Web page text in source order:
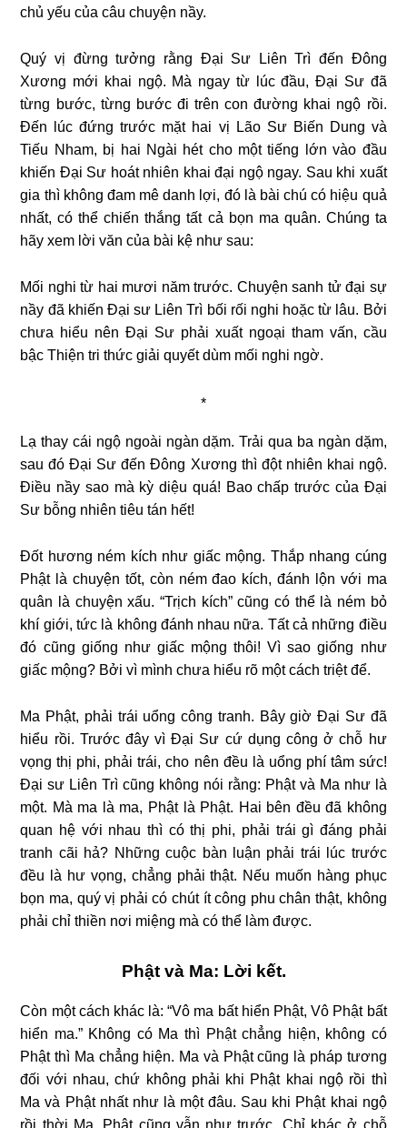
chủ yếu của câu chuyện nầy.
Quý vị đừng tưởng rằng Đại Sư Liên Trì đến Đông
Xương mới khai ngộ. Mà ngay từ lúc đầu, Đại Sư đã
từng bước, từng bước đi trên con đường khai ngộ rồi.
Đến lúc đứng trước mặt hai vị Lão Sư Biến Dung và
Tiếu Nham, bị hai Ngài hét cho một tiếng lớn vào đầu
khiến Đại Sư hoát nhiên khai đại ngộ ngay. Sau khi xuất
gia thì không đam mê danh lợi, đó là bài chú có hiệu quả
nhất, có thể chiến thắng tất cả bọn ma quân. Chúng ta
hãy xem lời văn của bài kệ như sau:
Mối nghi từ hai mươi năm trước. Chuyện sanh tử đại sự
nầy đã khiến Đại sư Liên Trì bối rối nghi hoặc từ lâu. Bởi
chưa hiểu nên Đại Sư phải xuất ngoại tham vấn, cầu
bậc Thiện tri thức giải quyết dùm mối nghi ngờ.
*
Lạ thay cái ngộ ngoài ngàn dặm. Trải qua ba ngàn dặm,
sau đó Đại Sư đến Đông Xương thì đột nhiên khai ngộ.
Điều nầy sao mà kỳ diệu quá! Bao chấp trước của Đại
Sư bỗng nhiên tiêu tán hết!
Đốt hương ném kích như giấc mộng. Thắp nhang cúng
Phật là chuyện tốt, còn ném đao kích, đánh lộn với ma
quân là chuyện xấu. “Trịch kích” cũng có thể là ném bỏ
khí giới, tức là không đánh nhau nữa. Tất cả những điều
đó cũng giống như giấc mộng thôi! Vì sao giống như
giấc mộng? Bởi vì mình chưa hiểu rõ một cách triệt để.
Ma Phật, phải trái uổng công tranh. Bây giờ Đại Sư đã
hiểu rồi. Trước đây vì Đại Sư cứ dụng công ở chỗ hư
vọng thị phi, phải trái, cho nên đều là uổng phí tâm sức!
Đại sư Liên Trì cũng không nói rằng: Phật và Ma như là
một. Mà ma là ma, Phật là Phật. Hai bên đều đã không
quan hệ với nhau thì có thị phi, phải trái gì đáng phải
tranh cãi hả? Những cuộc bàn luận phải trái lúc trước
đều là hư vọng, chẳng phải thật. Nếu muốn hàng phục
bọn ma, quý vị phải có chút ít công phu chân thật, không
phải chỉ thiền nơi miệng mà có thể làm được.
Phật và Ma: Lời kết.
Còn một cách khác là: “Vô ma bất hiển Phật, Vô Phật bất
hiển ma.” Không có Ma thì Phật chẳng hiện, không có
Phật thì Ma chẳng hiện. Ma và Phật cũng là pháp tương
đối với nhau, chứ không phải khi Phật khai ngộ rồi thì
Ma và Phật nhất như là một đâu. Sau khi Phật khai ngộ